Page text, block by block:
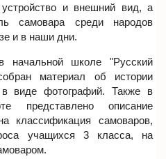
и внешний вид, а
самовара среди народов
и в наши дни.
начальной школе "Русский
материал об истории
виде фотографий. Также в
представлено описание
классификация самоваров,
учащихся 3 класса, на